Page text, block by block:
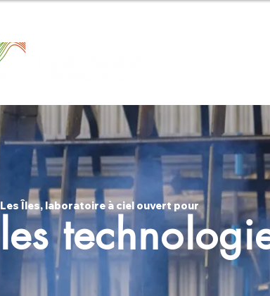
Les Îles, laboratoire à ciel ouvert pour
les